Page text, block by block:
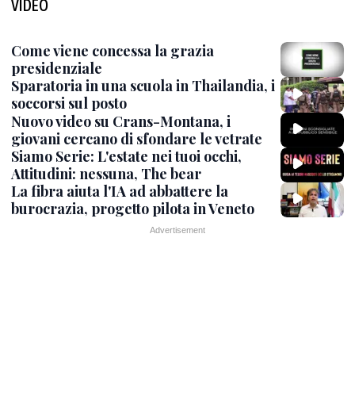
VIDEO
Come viene concessa la grazia
presidenziale
Sparatoria in una scuola in Thailandia, i
soccorsi sul posto
Nuovo video su Crans-Montana, i
giovani cercano di sfondare le vetrate
Siamo Serie: L'estate nei tuoi occhi,
Attitudini: nessuna, The bear
La fibra aiuta l'IA ad abbattere la
burocrazia, progetto pilota in Veneto